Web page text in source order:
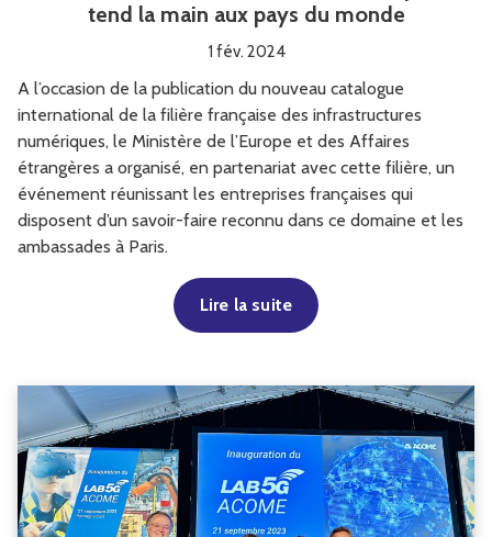
tend la main aux pays du monde
1 fév. 2024
A l’occasion de la publication du nouveau catalogue
international de la filière française des infrastructures
numériques, le Ministère de l’Europe et des Affaires
étrangères a organisé, en partenariat avec cette filière, un
événement réunissant les entreprises françaises qui
disposent d’un savoir-faire reconnu dans ce domaine et les
ambassades à Paris.
Lire la suite